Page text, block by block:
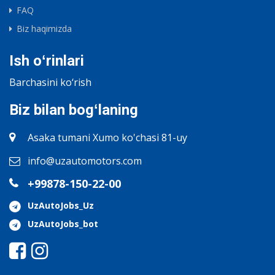
FAQ
Biz haqimizda
Ish oʻrinlari
Barchasini ko‘rish
Biz bilan bogʻlaning
Asaka tumani Xumo ko'chasi 81-uy
info@uzautomotors.com
+99878-150-22-00
UzAutoJobs_Uz
UzAutoJobs_bot